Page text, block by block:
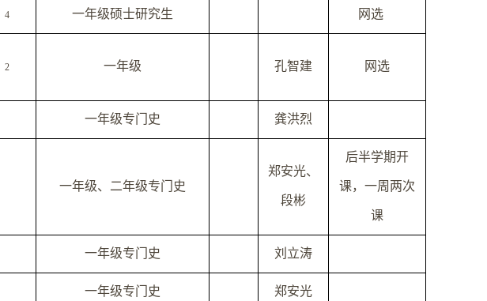
4 一年级硕士研究生 网选
2 一年级 孔智建 网选
一年级专门史 龚洪烈
一年级、二年级专门史
郑安光、
段彬
后半学期开
课，一周两次
课
一年级专门史 刘立涛
一年级专门史 郑安光